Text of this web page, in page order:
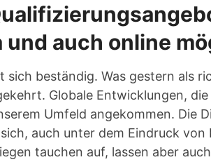
und auch online
sich beständig. Was gestern als
Globale Entwicklungen,
Umfeld angekommen. Die
auch unter dem Eindruck
tauchen auf, lassen aber